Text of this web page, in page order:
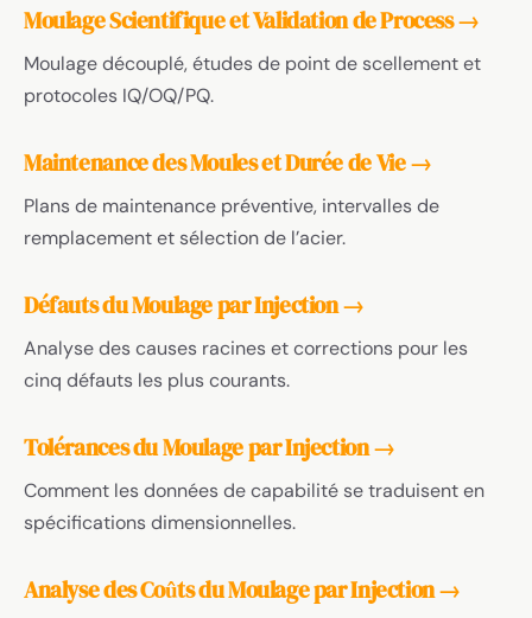
Moulage Scientifique et Validation de Process →
Moulage découplé, études de point de scellement et
protocoles IQ/OQ/PQ.
Maintenance des Moules et Durée de Vie →
Plans de maintenance préventive, intervalles de
remplacement et sélection de l’acier.
Défauts du Moulage par Injection →
Analyse des causes racines et corrections pour les
cinq défauts les plus courants.
Tolérances du Moulage par Injection →
Comment les données de capabilité se traduisent en
spécifications dimensionnelles.
Analyse des Coûts du Moulage par Injection →